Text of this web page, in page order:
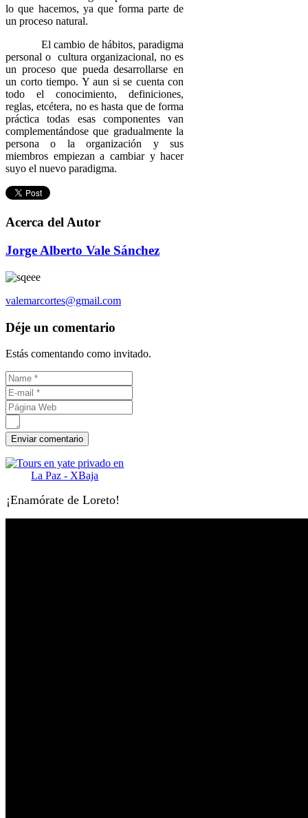
lo que hacemos, ya que forma parte de
un proceso natural.
El cambio de hábitos, paradigma
personal o cultura organizacional, no es
un proceso que pueda desarrollarse en
un corto tiempo. Y aun si se cuenta con
todo el conocimiento, definiciones,
reglas, etcétera, no es hasta que de forma
práctica todas esas componentes van
complementándose que gradualmente la
persona o la organización y sus
miembros empiezan a cambiar y hacer
suyo el nuevo paradigma.
Acerca del Autor
Jorge Alberto Vale Sánchez
valemarcortes@gmail.com
Déje un comentario
Estás comentando como invitado.
¡Enamórate de Loreto!